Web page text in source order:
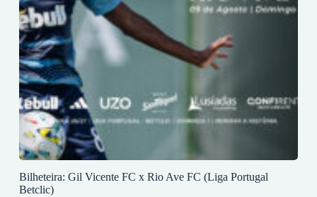
Bilheteira: Gil Vicente FC x Rio Ave FC (Liga Portugal
Betclic)